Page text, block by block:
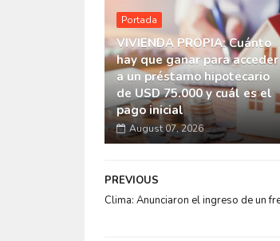
Portada
VIVIENDA PROPIA: Cuánto
hay que ganar para acceder
a un préstamo hipotecario
de USD 75.000 y cuál es el
pago inicial
August 07, 2026
PREVIOUS
Clima: Anunciaron el ingreso de un